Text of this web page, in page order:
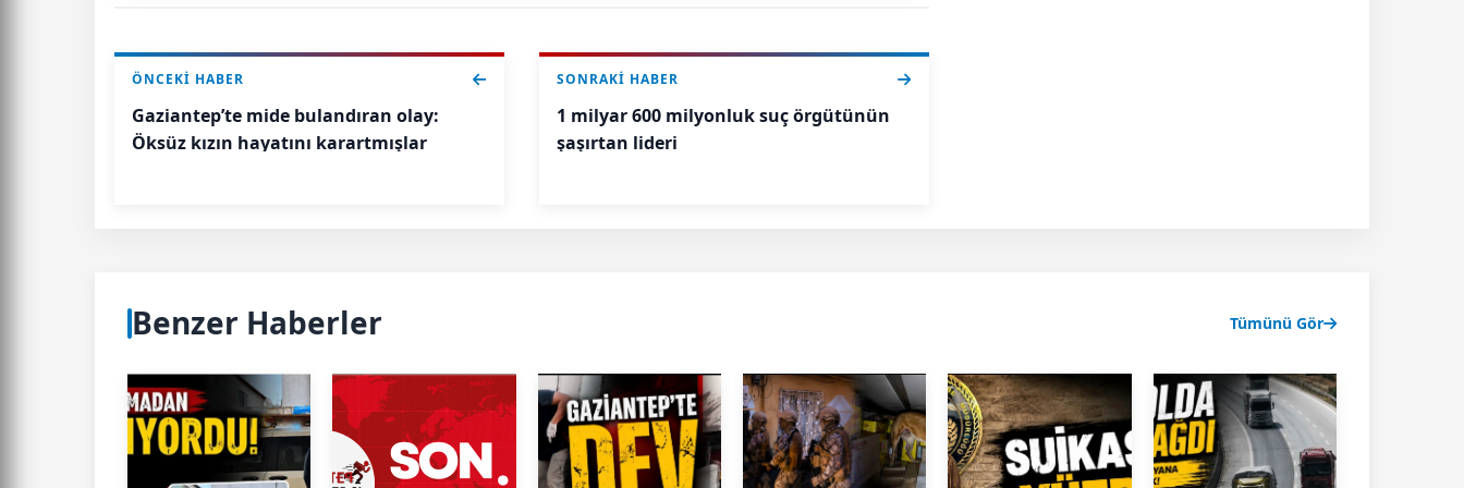
ÖNCEKI HABER
Gaziantep’te mide bulandıran olay:
Öksüz kızın hayatını karartmışlar
SONRAKI HABER
1 milyar 600 milyonluk suç örgütünün
şaşırtan lideri
Benzer Haberler Tümünü Gör